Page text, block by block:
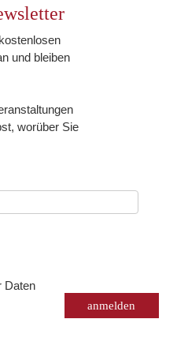
und bleiben
worüber Sie
Daten